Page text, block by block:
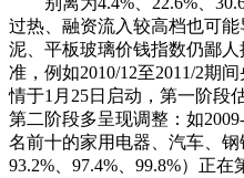
过热、融资流入较高档也可
泥、平板玻璃价钱指数仍鄙
准，例如2010/12至2011/2期
情于1月25日启动，第一阶段
第二阶段多呈现调整：如
名前十的家用电器、汽车、
93.2%、97.4%、99.8%）正